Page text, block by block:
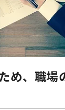
め、職場